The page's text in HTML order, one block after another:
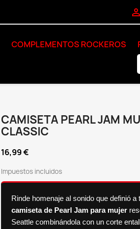

COMPLEMENTOS ROCKEROS
CAMISETA PEARL JAM
CLASSIC
16,99 €
Impuestos incluidos
Rinde homenaje al sonido que definió
camiseta de Pearl Jam para mujer
Seattle combinándola con un corte